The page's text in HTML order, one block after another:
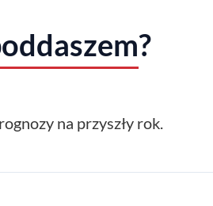
?
na przyszły rok.